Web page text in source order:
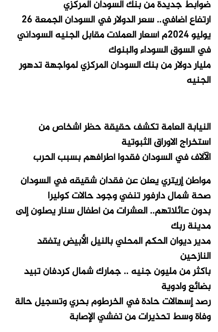
ضوابط جديدة من بنك السودان المركزي
ارتفاع اضافي.. سعر الدولار في السودان الجمعة 26
يوليو 2024م أسعار العملات مقابل الجنيه السوداني
في السوق السوداء والبنوك
مليار دولار من بنك السودان المركزي لمواجهة تدهور
الجنيه
النيابة العامة تكشف حقيقة حظر اشخاص من
استخراج الاوراق الثبوتية
الآلاف في السودان فقدوا أطرافهم بسبب الحرب
مواطن إريتري يعلن عن فقدان شقيقه في السودان
صحة شمال دارفور تنفي وجود حالات كوليرا
بدون عائلاتهم.. العشرات من أطفال سنار يصلون إلى
مدينة ربك
مدير ديوان الحكم المحلي بالنيل الأبيض يتفقد
النازحين
باكثر من مليون جنيه .. جمارك شمال كردفان تبيد
بضائع وادوية
رصد إسهالات حادة في الخرطوم بحري وتسجيل حالة
وفاة وسط تحذيرات من تفشي الإصابة